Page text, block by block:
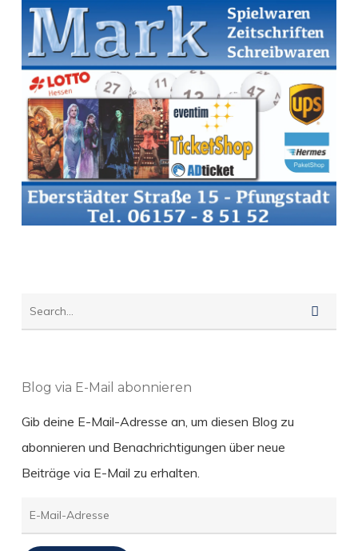
Blog via E-Mail abonnieren
Gib deine E-Mail-Adresse an, um diesen Blog zu
abonnieren und Benachrichtigungen über neue
Beiträge via E-Mail zu erhalten.
E-
Mail-